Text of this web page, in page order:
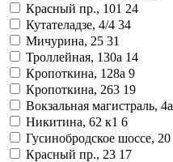
Красный пр., 101 24
Кутателадзе, 4/4 34
Мичурина, 25 31
Троллейная, 130а 14
Кропоткина, 128а 9
Кропоткина, 263 19
Вокзальная магистраль, 4а
Никитина, 62 к1 6
Гусинобродское шоссе, 20
Красный пр., 23 17